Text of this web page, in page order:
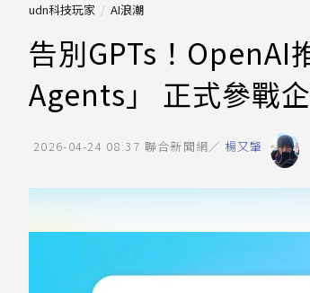
udn科技玩家 AI浪潮
告別GPTs！
Agents」 正式參戰
2026-04-24 08:37 聯合新聞網／ 楊又肇